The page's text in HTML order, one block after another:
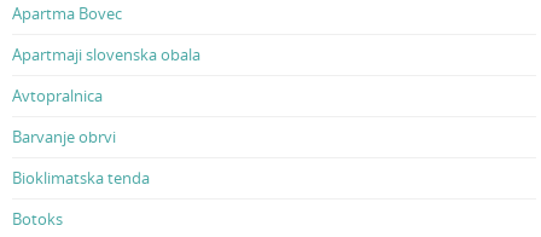
Apartma Bovec
Apartmaji slovenska obala
Avtopralnica
Barvanje obrvi
Bioklimatska tenda
Botoks